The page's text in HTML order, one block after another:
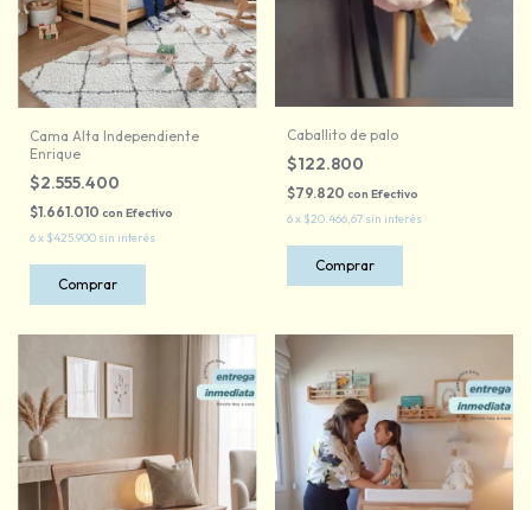
Cama Alta Independiente
Enrique
$2.555.400
$1.661.010 con Efectivo
6x $425.900 sin interés
Comprar
Caballito de palo
$122.800
$79.820 con Efectivo
6x $20.466,67 sin interés